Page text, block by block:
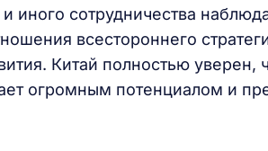
иного сотрудничества
всестороннего
Китай полностью уверен,
огромным потенциалом и